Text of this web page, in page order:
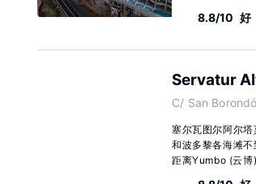
8.8/10 好
Servatur
C/ San
塞尔瓦图尔阿尔
和波多黎各海滩
距离Yumbo (云